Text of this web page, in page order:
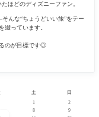
ほどのディズニーファン。
んな“ちょうどいい旅”をテー
綴っています。
のが目標です◎
土
日
1
2
8
9